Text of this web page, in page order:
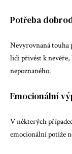
Potřeba
Nevyrovnaná touha
lidi přivést k nevěře,
nepoznaného.
Emocionální
V některých
emocionální potíže